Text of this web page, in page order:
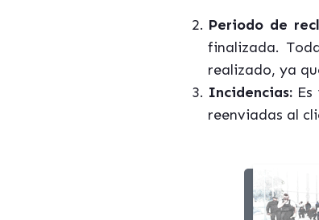
Periodo de
finalizada.
realizado, ya
Incidencias:
reenviadas al